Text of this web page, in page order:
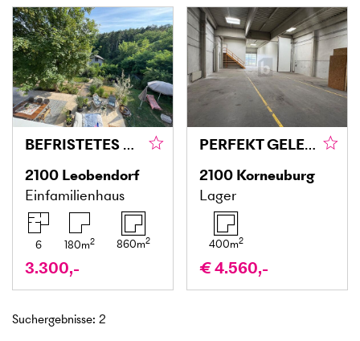
BEFRISTETES EINFAMILIENHAUS IM GRÜNEN MIT BLICK AUF DIE SKYLINE VON WIEN
2100 Leobendorf
Einfamilienhaus
6 180m2 860m2
3.300,-
PERFEKT GELEGENE LAGERHALLE MIT BÜRORÄUMLICHKEITEN
2100 Korneuburg
Lager
400m2
€ 4.560,-
Suchergebnisse: 2